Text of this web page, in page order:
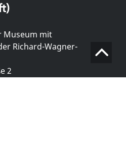
Museum mit
Richard-Wagner-
2